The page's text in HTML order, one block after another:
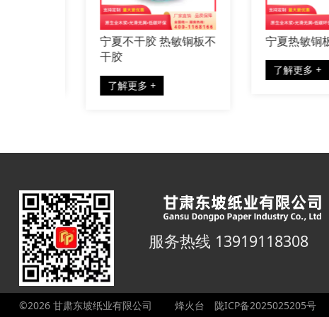
宁夏不干胶 热敏铜板不
干胶
了解更多 +
宁夏热敏铜板
了解更多 +
服务热线 13919118308
©2026 甘肃东坡纸业有限公司 烽火台 陇ICP备2025025205号